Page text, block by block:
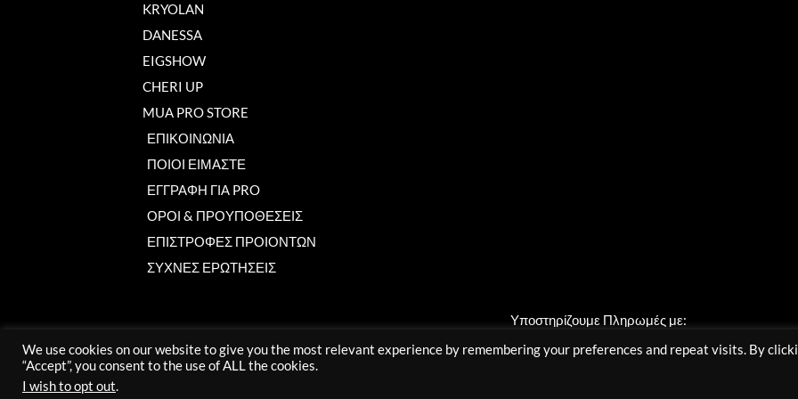
KRYOLAN
DANESSA
EIGSHOW
CHERI UP
MUA PRO STORE
ΕΠΙΚΟΙΝΩΝΙΑ
ΠΟΙΟΙ ΕΙΜΑΣΤΕ
ΕΓΓΡΑΦΗ ΓΙΑ PRO
ΟΡΟΙ & ΠΡΟΥΠΟΘΕΣΕΙΣ
ΕΠΙΣΤΡΟΦΕΣ ΠΡΟΙΟΝΤΩΝ
ΣΥΧΝΕΣ ΕΡΩΤΗΣΕΙΣ
Υποστηρίζουμε Πληρωμές με:
We use cookies on our website to give you the most relevant experience by remembering your preferences and repeat visits. By
“Accept”, you consent to the use of ALL the cookies.
I wish to opt out.